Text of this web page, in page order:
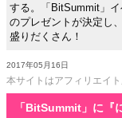
する。「BitSummit」
のプレゼントが決定し
盛りだくさん！
2017年05月16日
本サイトはアフィリエイト
「BitSummit」に『